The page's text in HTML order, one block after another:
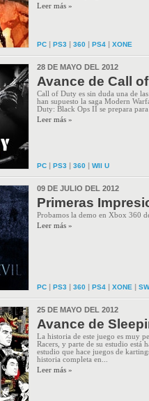
Leer más »
PC | PS3 | 360 | PS4 | XONE
28 DE MAYO DEL 2012
Avance de Call
Call of Duty es sin duda una de
han supuesto la saga Modern
Duty: Black Ops II se prepara
Leer más »
PC | PS3 | 360 | WII U
09 DE JULIO DEL 2012
Primeras
Probamos la demo en Xbox 360
Leer más »
PC | PS3 | 360 | PS4 | XONE |
25 DE MAYO DEL 2012
Avance de
La historia de este juego es muy
Racers, y parte de su estudio está
estudio que hace juegos de
historia completa en...
Leer más »